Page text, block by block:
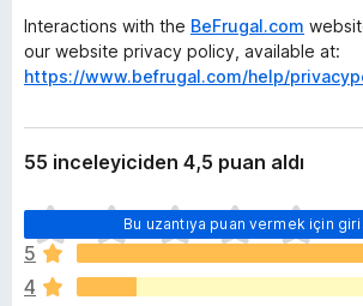
Interactions with the BeFrugal.com
our website privacy policy, available at:
https://www.befrugal.com/help/
55 inceleyiciden 4,5 puan aldı
Bu uzantıya puan vermek için
H
e
n
ü
5
4